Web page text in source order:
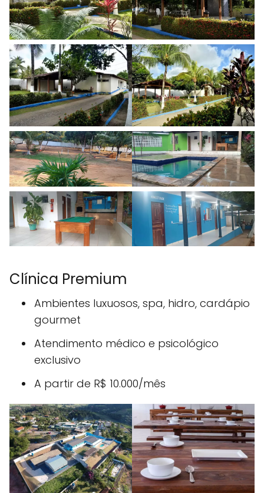
Clínica Premium
Ambientes luxuosos, spa, hidro, cardápio
gourmet
Atendimento médico e psicológico
exclusivo
A partir de R$ 10.000/mês